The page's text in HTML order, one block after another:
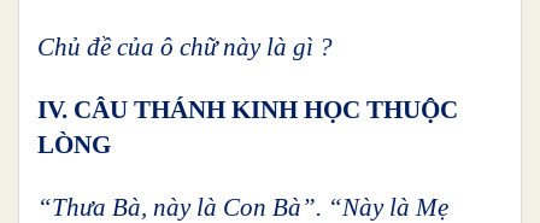
Chủ đề của ô chữ này là gì ?
IV. CÂU THÁNH KINH HỌC THUỘC
LÒNG
“Thưa Bà, này là Con Bà”. “Này là Mẹ